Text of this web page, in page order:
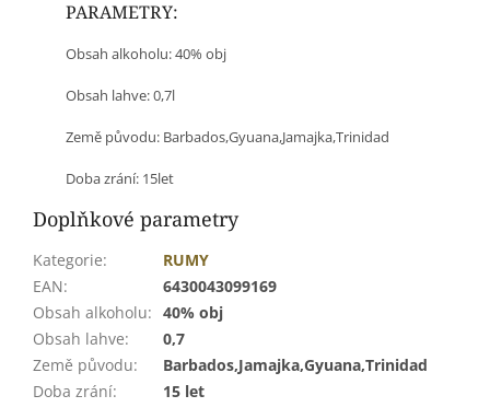
PARAMETRY:
Obsah alkoholu: 40% obj
Obsah lahve: 0,7l
Země původu: Barbados,Gyuana,Jamajka,Trinidad
Doba zrání: 15let
Doplňkové parametry
Kategorie:
RUMY
EAN:
6430043099169
Obsah alkoholu: 40% obj
Obsah lahve:
0,7
Země původu:
Barbados,Jamajka,Gyuana,Trinidad
Doba zrání: 15 let